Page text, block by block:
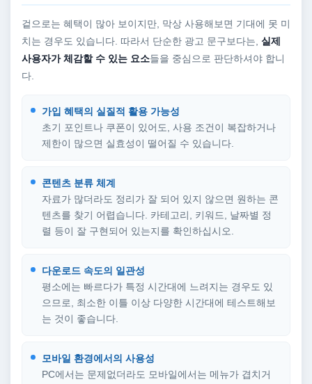
겉으로는 혜택이 많아 보이지만, 막상 사용해보면 기대에 못 미
치는 경우도 있습니다. 따라서 단순한 광고 문구보다는, 실제
사용자가 체감할 수 있는 요소들을 중심으로 판단하셔야 합니
다.
가입 혜택의 실질적 활용 가능성
초기 포인트나 쿠폰이 있어도, 사용 조건이 복잡하거나
제한이 많으면 실효성이 떨어질 수 있습니다.
콘텐츠 분류 체계
자료가 많더라도 정리가 잘 되어 있지 않으면 원하는 콘
텐츠를 찾기 어렵습니다. 카테고리, 키워드, 날짜별 정
렬 등이 잘 구현되어 있는지를 확인하십시오.
다운로드 속도의 일관성
평소에는 빠르다가 특정 시간대에 느려지는 경우도 있
으므로, 최소한 이틀 이상 다양한 시간대에 테스트해보
는 것이 좋습니다.
모바일 환경에서의 사용성
PC에서는 문제없더라도 모바일에서는 메뉴가 겹치거